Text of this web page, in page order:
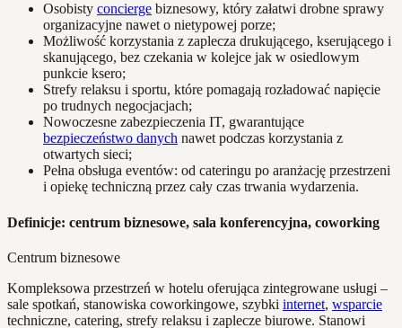
Osobisty concierge biznesowy, który załatwi drobne sprawy
organizacyjne nawet o nietypowej porze;
Możliwość korzystania z zaplecza drukującego, kserującego i
skanującego, bez czekania w kolejce jak w osiedlowym
punkcie ksero;
Strefy relaksu i sportu, które pomagają rozładować napięcie
po trudnych negocjacjach;
Nowoczesne zabezpieczenia IT, gwarantujące
bezpieczeństwo danych nawet podczas korzystania z
otwartych sieci;
Pełna obsługa eventów: od cateringu po aranżację przestrzeni
i opiekę techniczną przez cały czas trwania wydarzenia.
Definicje: centrum biznesowe, sala konferencyjna, coworking
Centrum biznesowe
Kompleksowa przestrzeń w hotelu oferująca zintegrowane usługi –
sale spotkań, stanowiska coworkingowe, szybki internet, wsparcie
techniczne, catering, strefy relaksu i zaplecze biurowe. Stanowi